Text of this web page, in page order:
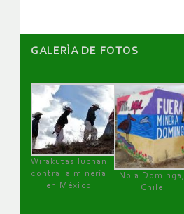
GALERÌA DE FOTOS
Wirakutas luchan
contra la minería
en México
No a Dominga,
Chile